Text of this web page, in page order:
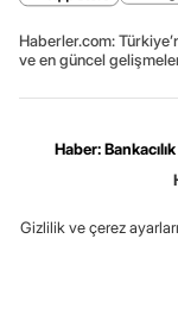
Haberler.com:
ve en güncel
Haber:
Gizlilik ve çerez ayarları